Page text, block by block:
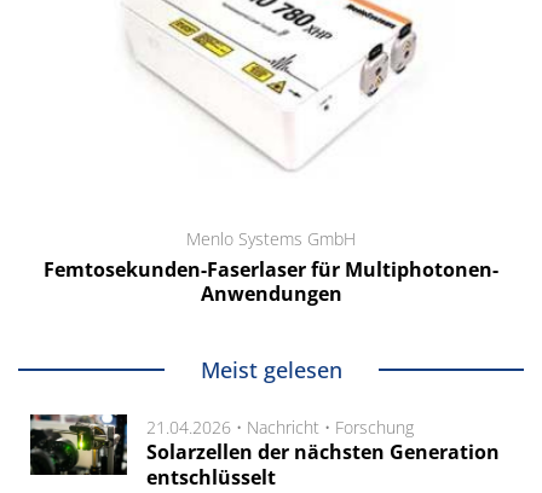
Menlo Systems GmbH
Femtosekunden-Faserlaser für Multiphotonen-
Anwendungen
Meist gelesen
21.04.2026 • Nachricht • Forschung
Solarzellen der nächsten Generation
entschlüsselt